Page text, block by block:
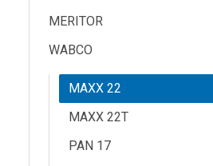
MERITOR
WABCO
MAXX 22
MAXX 22T
PAN 17